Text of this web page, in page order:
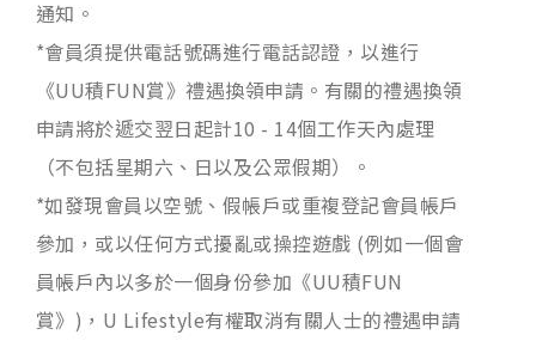
通知。
*會員須提供電話號碼進行電話認證，以進行
《UU積FUN賞》禮遇換領申請。有關的禮遇換領
申請將於遞交翌日起計10 - 14個工作天內處理
（不包括星期六、日以及公眾假期）。
*如發現會員以空號、假帳戶或重複登記會員帳戶
參加，或以任何方式擾亂或操控遊戲 (例如一個會
員帳戶內以多於一個身份參加《UU積FUN
賞》)，U Lifestyle有權取消有關人士的禮遇申請